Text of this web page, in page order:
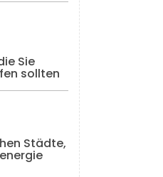
Sie
sollten
Städte,